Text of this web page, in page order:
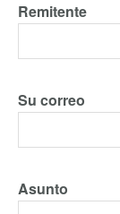
Remitente
Su correo
Asunto